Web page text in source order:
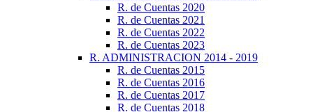
R. de Cuentas 2020
R. de Cuentas 2021
R. de Cuentas 2022
R. de Cuentas 2023
R. ADMINISTRACION 2014 - 2019
R. de Cuentas 2015
R. de Cuentas 2016
R. de Cuentas 2017
R. de Cuentas 2018